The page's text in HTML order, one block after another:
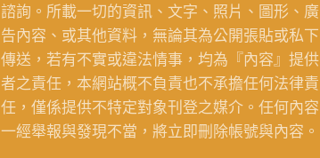
諮詢。所載一切的資訊、文字、照片、圖形、廣
告內容、或其他資料，無論其為公開張貼或私下
傳送，若有不實或違法情事，均為『內容』提供
者之責任，本網站概不負責也不承擔任何法律責
任，僅係提供不特定對象刊登之媒介。任何內容
一經舉報與發現不當，將立即刪除帳號與內容。